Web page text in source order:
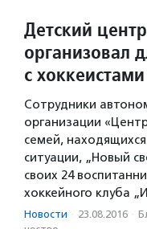
Детский
организовал
с хоккеистами
Сотрудники
организации
семей,
ситуации, „Новый
своих 24
хоккейного клуба
Новости · 23.08.2016 ·